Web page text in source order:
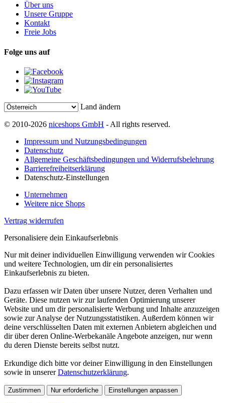
Über uns
Unsere Gruppe
Kontakt
Freie Jobs
Folge uns auf
Land ändern
© 2010-2026 niceshops GmbH - All rights reserved.
Impressum und Nutzungsbedingungen
Datenschutz
Allgemeine Geschäftsbedingungen und Widerrufsbelehrung
Barrierefreiheitserklärung
Datenschutz-Einstellungen
Unternehmen
Weitere nice Shops
Vertrag widerrufen
Personalisiere dein Einkaufserlebnis
Nur mit deiner individuellen Einwilligung verwenden wir Cookies
und weitere Technologien, um dir ein personalisiertes
Einkaufserlebnis zu bieten.
Dazu erfassen wir Daten über unsere Nutzer, deren Verhalten und
Geräte. Diese nutzen wir zur laufenden Optimierung unserer
Website und um dir personalisierte Werbung und Inhalte anzuzeigen
sowie zur Analyse der Nutzungsstatistiken. Außerdem können wir
deine verschlüsselten Daten mit externen Anbietern abgleichen und
dir über deren Online-Werbekanäle Angebote anzeigen, nur wenn
du deren Dienste bereits selbst nutzt.
Erkundige dich bitte vor deiner Einwilligung in den Einstellungen
sowie in unsererDatenschutzerklärung.
Zustimmen Nur erforderliche Einstellungen anpassen